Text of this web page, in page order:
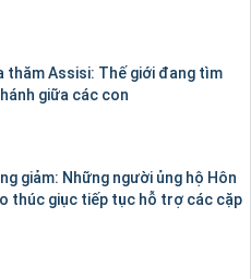
thăm Assisi: Thế giới đang tìm
giữa các con
giảm: Những người ủng hộ Hôn
thúc giục tiếp tục hỗ trợ các cặp